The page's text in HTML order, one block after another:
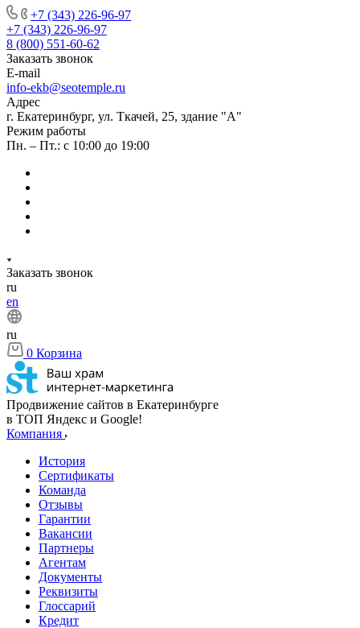
+7 (343) 226-96-97
+7 (343) 226-96-97
8 (800) 551-60-62
Заказать звонок
E-mail
info-ekb@seotemple.ru
Адрес
г. Екатеринбург, ул. Ткачей, 25, здание "А"
Режим работы
Пн. – Пт.: с 10:00 до 19:00
Заказать звонок
ru
en
ru
0 Корзина
Продвижение сайтов в Екатеринбурге
в ТОП Яндекс и Google!
Компания
История
Сертификаты
Команда
Отзывы
Гарантии
Вакансии
Партнеры
Агентам
Документы
Реквизиты
Глоссарий
Кредит